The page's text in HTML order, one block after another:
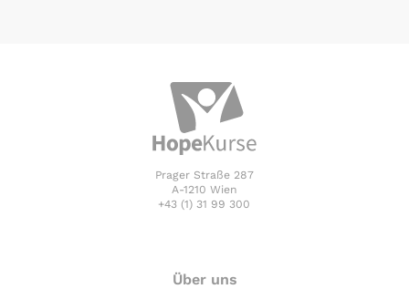
Prager Straße 287
A-1210 Wien
+43 (1) 31 99 300
Über uns